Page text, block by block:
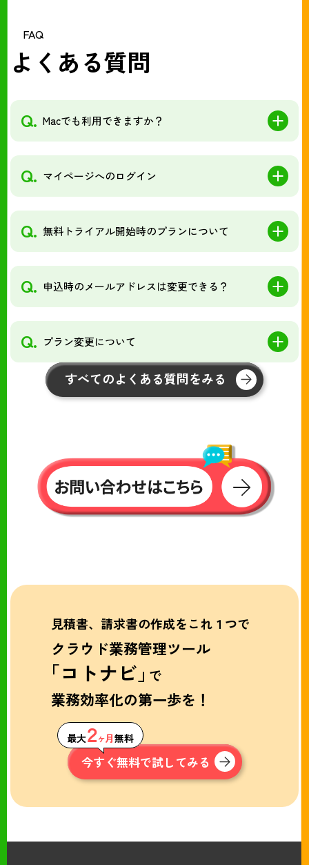
FAQ
よくある質問
Q. Macでも利用できますか？
Q. マイページへのログイン
Q. 無料トライアル開始時のプランについて
Q. 申込時のメールアドレスは変更できる？
Q. プラン変更について
すべてのよくある質問をみる
見積書、請求書の作成をこれ１つで
クラウド業務管理ツール
「コトナビ」で
業務効率化の第一歩を！
最大２ヶ月無料
今すぐ無料で試してみる